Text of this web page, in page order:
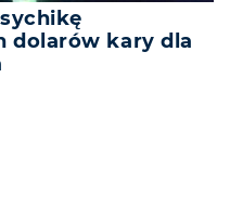
dolarów kary dla